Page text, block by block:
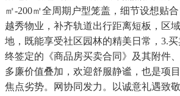
㎡-200㎡全周期户型笼盖，细节设想贴
越秀物业，补齐轨道出行距离短板，区
地，既能享受社区园林的精美日常，3.
终签定的《商品房买卖合同》及其附件
多廉价值叠加，欢迎舒服静谧，也是项
焦点劣势。网协同发力。以诚意礼遇致